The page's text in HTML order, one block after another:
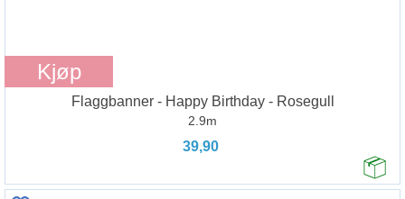
Kjøp
Flaggbanner - Happy Birthday - Rosegull
2.9m
39,90